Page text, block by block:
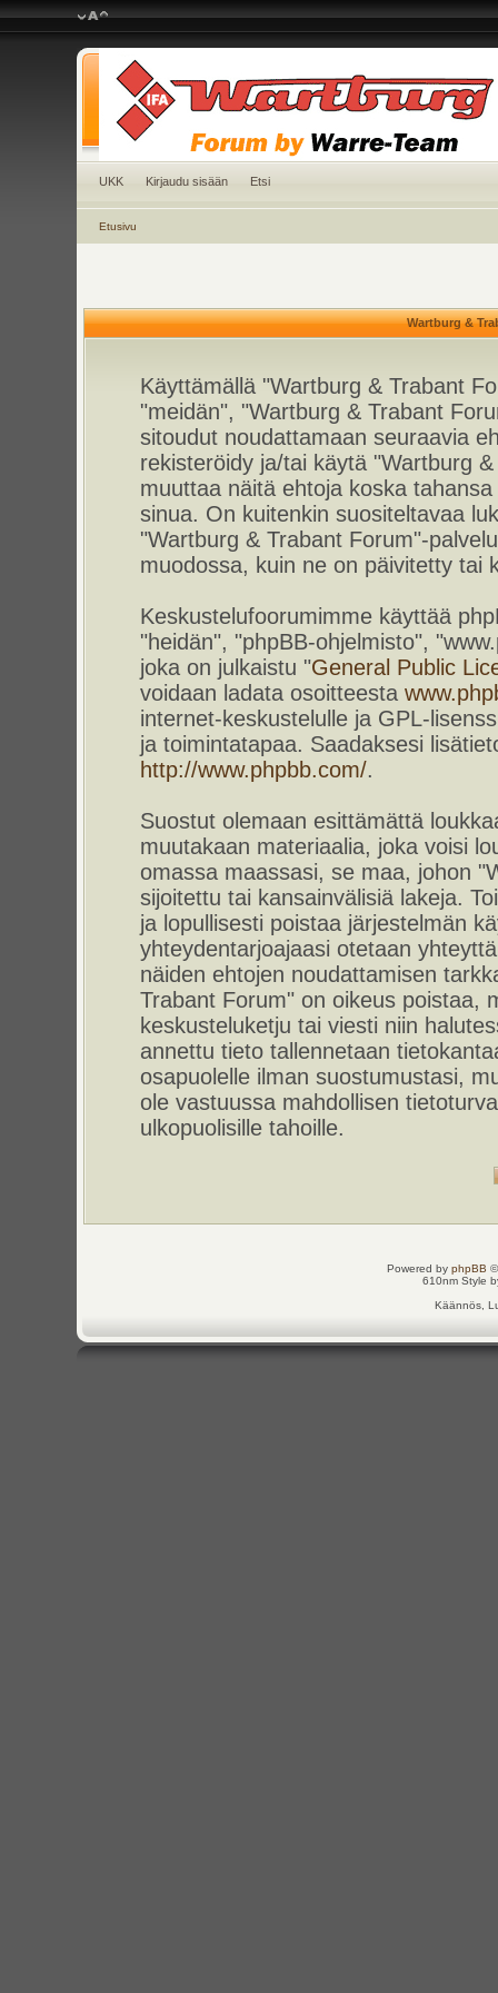
UKK Kirjaudu sisään Etsi
Etusivu
Wartburg &
Käyttämällä "Wartburg & Trabant
"meidän", "Wartburg & Trabant
sitoudut noudattamaan seuraavia
rekisteröidy ja/tai käytä "Wartburg
muuttaa näitä ehtoja koska
sinua. On kuitenkin suositeltavaa
"Wartburg & Trabant Forum"-
muodossa, kuin ne on päivitetty tai
Keskustelufoorumimme käyttää
"heidän", "phpBB-ohjelmisto",
joka on julkaistu "General Public
voidaan ladata osoitteesta
internet-keskustelulle ja GPL-
ja toimintatapaa. Saadaksesi
http://www.phpbb.com/.
Suostut olemaan esittämättä
muutakaan materiaalia, joka voisi
omassa maassasi, se maa, johon
sijoitettu tai kansainvälisiä lakeja.
ja lopullisesti poistaa järjestelmän
yhteydentarjoajaasi otetaan
näiden ehtojen noudattamisen
Trabant Forum" on oikeus poistaa,
keskusteluketju tai viesti niin
annettu tieto tallennetaan
osapuolelle ilman suostumustasi,
ole vastuussa mahdollisen
ulkopuolisille tahoille.
Powered by phpBB
610nm Style
Käännös,